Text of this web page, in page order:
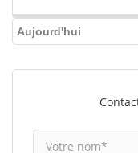
Aujourd'hui